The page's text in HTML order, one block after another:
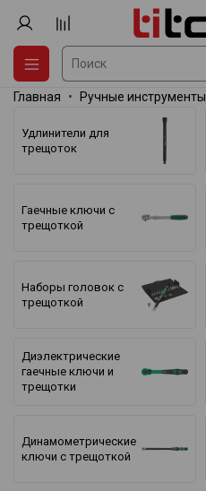
Главная Ручные инструменты
Удлинители для
трещоток
Гаечные ключи с
трещоткой
Наборы головок с
трещоткой
Диэлектрические
гаечные ключи и
трещотки
Динамометрические
ключи с трещоткой